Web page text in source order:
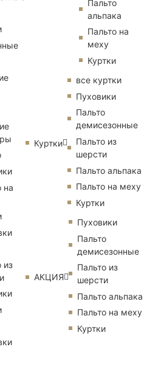
на
из
Пальто
альпака
Пальто на
меху
Куртки
Куртки
все куртки
Пуховики
Пальто
демисезонные
Пальто из
шерсти
Пальто альпака
Пальто на меху
Куртки
АКЦИЯ
Пуховики
Пальто
демисезонные
Пальто из
шерсти
Пальто альпака
Пальто на меху
Куртки